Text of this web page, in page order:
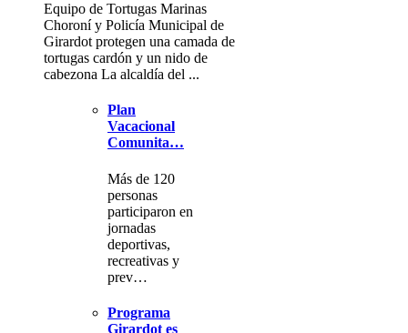
Equipo de Tortugas Marinas
Choroní y Policía Municipal de
Girardot protegen una camada de
tortugas cardón y un nido de
cabezona La alcaldía del ...
Plan
Vacacional
Comunita…
Más de 120
personas
participaron en
jornadas
deportivas,
recreativas y
prev…
Programa
Girardot es